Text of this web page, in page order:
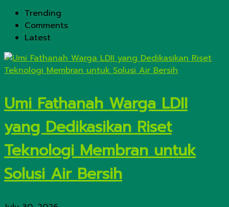
Trending
Comments
Latest
Umi Fathanah Warga LDII
yang Dedikasikan Riset
Teknologi Membran untuk
Solusi Air Bersih